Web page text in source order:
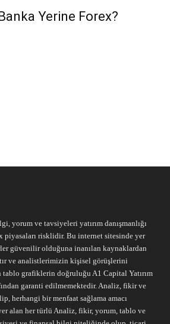
Yerine Forex?
yorum ve tavsiyeleri yatırım danışmanlığı
piyasaları risklidir. Bu internet sitesinde yer
güvenilir olduğuna inanılan kaynaklardan
ve analistlerimizin kişisel görüşlerini
tablo grafiklerin doğruluğu A1 Capital Yatırım
garanti edilmemektedir. Analiz, fikir ve
herhangi bir menfaat sağlama amacı
alan her türlü Analiz, fikir, yorum, tablo ve